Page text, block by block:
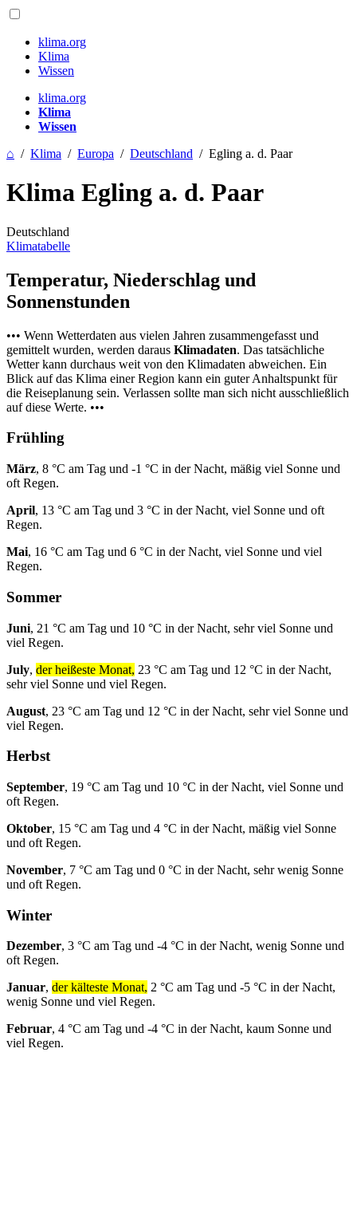
klima.org
Klima
Wissen
klima.org
Klima
Wissen
⌂ / Klima / Europa / Deutschland / Egling a. d. Paar
Klima Egling a. d. Paar
Deutschland
Klimatabelle
Temperatur, Niederschlag und
Sonnenstunden
••• Wenn Wetterdaten aus vielen Jahren zusammengefasst und
gemittelt wurden, werden daraus Klimadaten. Das tatsächliche
Wetter kann durchaus weit von den Klimadaten abweichen. Ein
Blick auf das Klima einer Region kann ein guter Anhaltspunkt für
die Reiseplanung sein. Verlassen sollte man sich nicht ausschließlich
auf diese Werte. •••
Frühling
März, 8 °C am Tag und -1 °C in der Nacht, mäßig viel Sonne und
oft Regen.
April, 13 °C am Tag und 3 °C in der Nacht, viel Sonne und oft
Regen.
Mai, 16 °C am Tag und 6 °C in der Nacht, viel Sonne und viel
Regen.
Sommer
Juni, 21 °C am Tag und 10 °C in der Nacht, sehr viel Sonne und
viel Regen.
July, der heißeste Monat, 23 °C am Tag und 12 °C in der Nacht,
sehr viel Sonne und viel Regen.
August, 23 °C am Tag und 12 °C in der Nacht, sehr viel Sonne und
viel Regen.
Herbst
September, 19 °C am Tag und 10 °C in der Nacht, viel Sonne und
oft Regen.
Oktober, 15 °C am Tag und 4 °C in der Nacht, mäßig viel Sonne
und oft Regen.
November, 7 °C am Tag und 0 °C in der Nacht, sehr wenig Sonne
und oft Regen.
Winter
Dezember, 3 °C am Tag und -4 °C in der Nacht, wenig Sonne und
oft Regen.
Januar, der kälteste Monat, 2 °C am Tag und -5 °C in der Nacht,
wenig Sonne und viel Regen.
Februar, 4 °C am Tag und -4 °C in der Nacht, kaum Sonne und
viel Regen.